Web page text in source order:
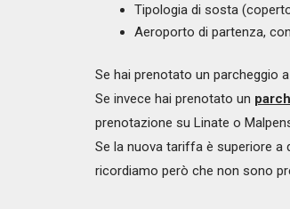
Tipologia di sosta
Aeroporto di partenza,
Se hai prenotato un parcheggio a
Se invece hai prenotato un
prenotazione su Linate o
Se la nuova tariffa è superiore a
ricordiamo però che non sono